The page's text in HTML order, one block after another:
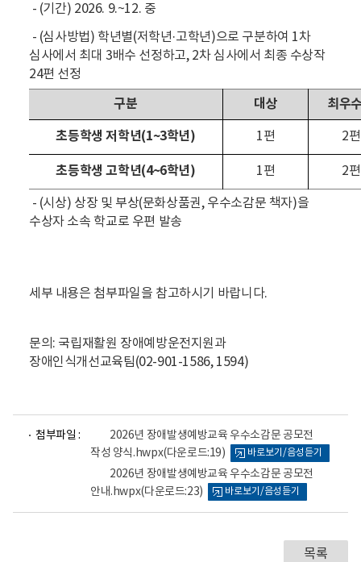
- (기간) 2026. 9.~12. 중
- (심사방법) 학년별(저학년·고학년)으로 구분하여 1차
심사에서 최대 3배수 선정하고, 2차 심사에서 최종 수상작
24편 선정
구분 대상
최우
초등학생 저학년(1~3학년) 1편 2편
초등학생 고학년(4~6학년) 1편 2편
- (시상) 상장 및 부상(문화상품권, 우수소감문 책자)을
수상자 소속 학교로 우편 발송
세부 내용은 첨부파일을 참고하시기 바랍니다.
문의: 국립재활원 장애예방운전지원과
장애인식개선교육팀(02-901-1586, 1594)
첨부파일 :
2026년 장애발생예방교육 우수소감문 공모전
작성 양식.hwpx(다운로드:19) 바로보기/음성듣기
2026년 장애발생예방교육 우수소감문 공모전
안내.hwpx(다운로드:23) 바로보기/음성듣기
목록